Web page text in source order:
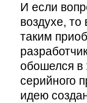
И если
воздухе,
таким
обошелся в
серийного
идею